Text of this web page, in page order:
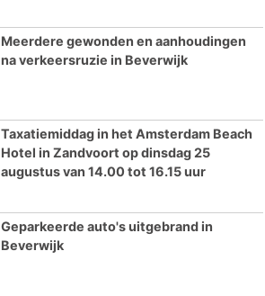
Meerdere gewonden en aanhoudingen
na verkeersruzie in Beverwijk
Taxatiemiddag in het Amsterdam Beach
Hotel in Zandvoort op dinsdag 25
augustus van 14.00 tot 16.15 uur
Geparkeerde auto's uitgebrand in
Beverwijk